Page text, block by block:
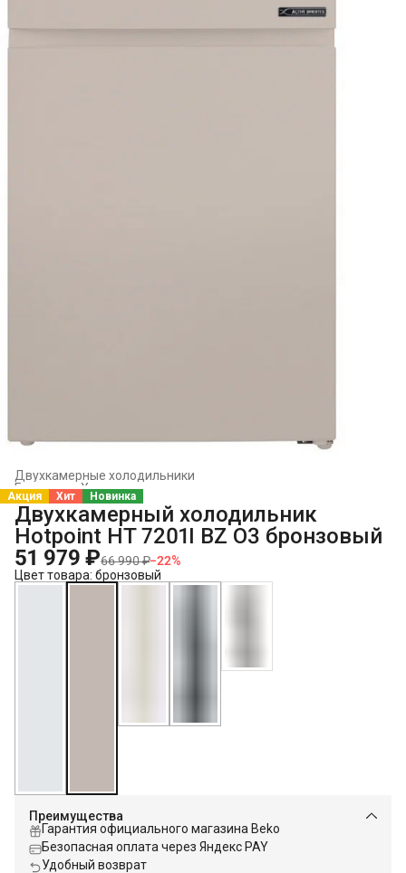
Двухкамерные холодильники
Холодильники и морозильники
Главная ›
Акция Хит Новинка
Двухкамерный холодильник
Hotpoint HT 7201I BZ O3 бронзовый
51 979 ₽66 990 ₽−22%
Цвет товара: бронзовый
Преимущества
Гарантия официального магазина Beko
Безопасная оплата через Яндекс PAY
Удобный возврат